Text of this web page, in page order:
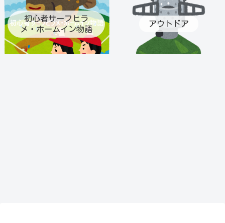
も可能に！eSIM提供
開始！通話定額オプ
ション月70分通話390
円！
初心者サーフヒラ
メ・ホームイン物語
アウトドア